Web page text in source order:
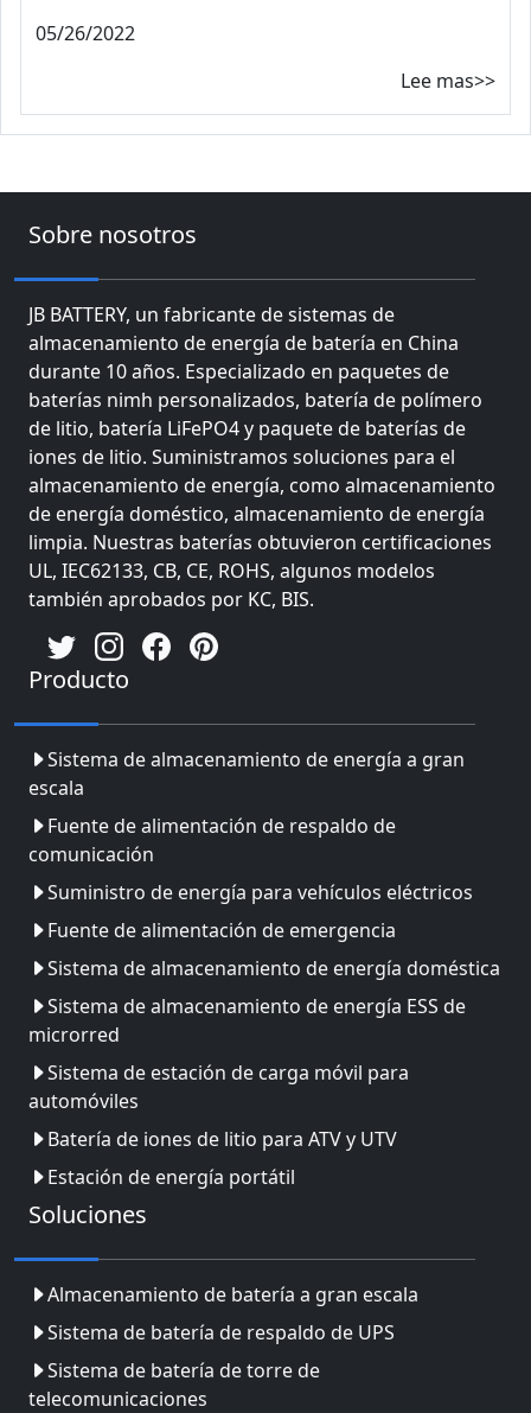
05/26/2022
Lee mas>>
Sobre nosotros
JB BATTERY, un fabricante de sistemas de
almacenamiento de energía de batería en China
durante 10 años. Especializado en paquetes de
baterías nimh personalizados, batería de polímero
de litio, batería LiFePO4 y paquete de baterías de
iones de litio. Suministramos soluciones para el
almacenamiento de energía, como almacenamiento
de energía doméstico, almacenamiento de energía
limpia. Nuestras baterías obtuvieron certificaciones
UL, IEC62133, CB, CE, ROHS, algunos modelos
también aprobados por KC, BIS.
Producto
Sistema de almacenamiento de energía a gran
escala
Fuente de alimentación de respaldo de
comunicación
Suministro de energía para vehículos eléctricos
Fuente de alimentación de emergencia
Sistema de almacenamiento de energía doméstica
Sistema de almacenamiento de energía ESS de
microrred
Sistema de estación de carga móvil para
automóviles
Batería de iones de litio para ATV y UTV
Estación de energía portátil
Soluciones
Almacenamiento de batería a gran escala
Sistema de batería de respaldo de UPS
Sistema de batería de torre de
telecomunicaciones